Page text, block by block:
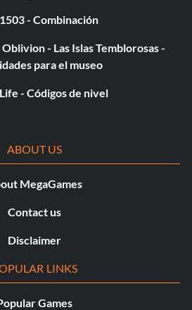
Baby - Realiza 100 maniobras
de escapar de su cuerpo a cuerpo
- Combinación
- Las Islas Temblorosas -
para el museo
- Códigos de nivel
ABOUT US
MegaGames
Contact us
Disclaimer
LINKS
Games